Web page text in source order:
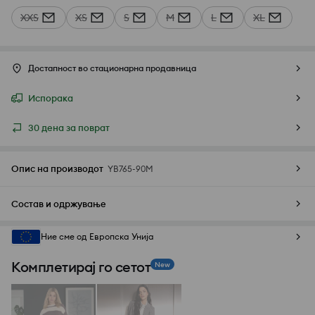
XXS XS S M L XL
Достапност во стационарна продавница
Испорака
30 дена за поврат
Опис на производот YB765-90M
Состав и одржување
Ние сме од Европска Унија
Комплетирај го сетот New